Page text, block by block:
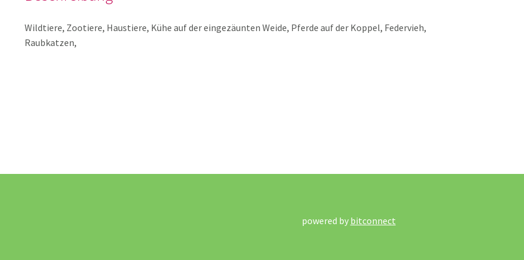
Wildtiere, Zootiere, Haustiere, Kühe auf der eingezäunten Weide, Pferde auf der Koppel, Federvieh,
Raubkatzen,
powered by bitconnect